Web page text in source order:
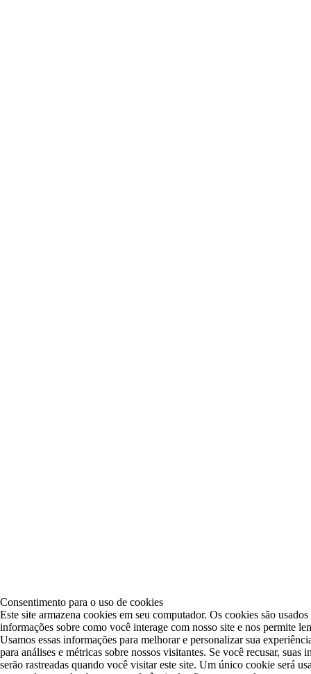
Consentimento para o uso de cookies
Este site armazena cookies em seu computador. Os cookies são
informações sobre como você interage com nosso site e nos permite
Usamos essas informações para melhorar e personalizar sua
para análises e métricas sobre nossos visitantes. Se você recusar, suas
serão rastreadas quando você visitar este site. Um único cookie será